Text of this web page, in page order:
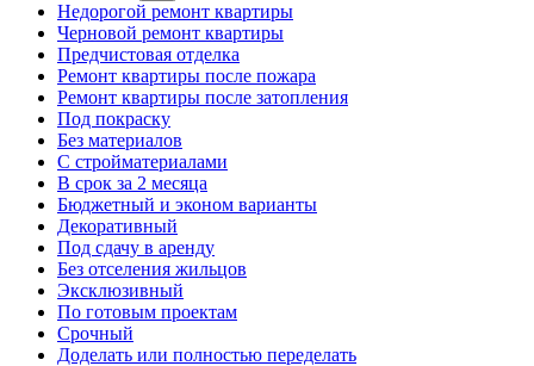
Недорогой ремонт квартиры
Черновой ремонт квартиры
Предчистовая отделка
Ремонт квартиры после пожара
Ремонт квартиры после затопления
Под покраску
Без материалов
С стройматериалами
В срок за 2 месяца
Бюджетный и эконом варианты
Декоративный
Под сдачу в аренду
Без отселения жильцов
Эксклюзивный
По готовым проектам
Срочный
Доделать или полностью переделать